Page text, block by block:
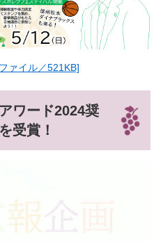
ァイル／521KB]
ワード2024奨
受賞！